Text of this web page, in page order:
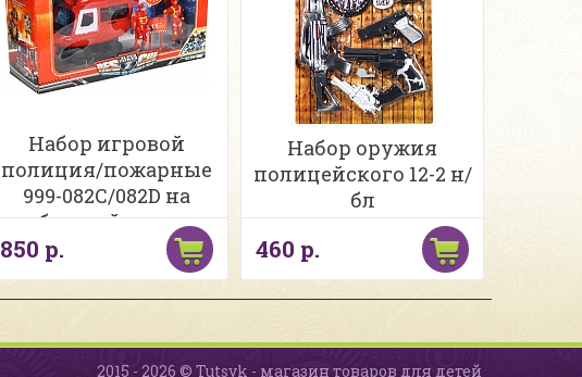
Набор игровой
полиция/пожарные
999-082C/082D на
батарейках в
ассортименте в/к
850 р.
Набор оружия
полицейского 12-2 н/
бл
460 р.
2015 - 2026 © Tutsyk - магазин товаров для детей